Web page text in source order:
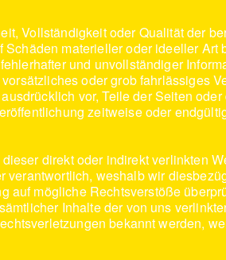
Vollständigkeit oder Qualität der
Schäden materieller oder ideeller Art
und unvollständiger
oder grob fahrlässiges
vor, Teile der Seiten
zeitweise oder
direkt oder indirekt verlinkten
weshalb wir
mögliche Rechtsverstöße
Inhalte der von uns
bekannt werden,